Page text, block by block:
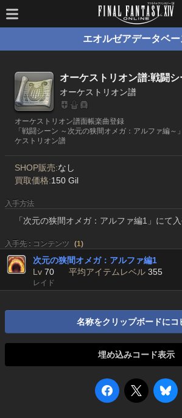
エオルゼアデータベー
オーケストリオン譜:戦闘シ
オーケストリオン譜
オーケストリオン譜面帳楽曲登録
「戦闘シーン ～次元の狭間オメガ：アルファ編～
ケストリオン譜
SHOP販売:なし
買取価格:150 Gil
入手方法
「次元の狭間オメガ：アルファ編1」にて
入手先 : コンテンツ (1)
次元の狭間オメガ：アルファ編1
Lv 70 平均アイテムレベル 355
レイド
名称をクリップボードにコ
埋め込みコード表示